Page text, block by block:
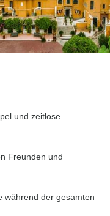
und zeitlose
Freunden und
während der gesamten